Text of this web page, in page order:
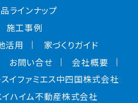
ラインナップ
施工事例
活用
家づくりガイド
お問い合せ
会社概要
イファミエス中四国株式会社
ハイム不動産株式会社